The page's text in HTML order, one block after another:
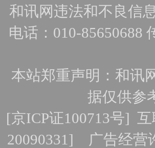
和讯网违法和不良信
电话：010-85650688
本站郑重声明：和讯
据仅供参
[京ICP证100713号]
20090331] 广告经营